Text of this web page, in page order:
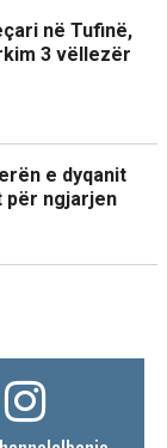
në Tufinë,
3 vëllezër
e dyqanit
për ngjarjen